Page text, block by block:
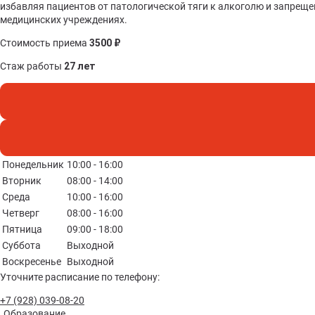
ПеревозкаЧастые вопросы
избавляя пациентов от патологической тяги к алкоголю и
медицинских учреждениях.
Стоимость приема 3500 ₽
Стаж работы 27 лет
Понедельник 10:00 - 16:00
Вторник
08:00 - 14:00
Среда
10:00 - 16:00
Четверг
08:00 - 16:00
Пятница
09:00 - 18:00
Суббота
Выходной
Воскресенье Выходной
Уточните расписание по телефону:
+7 (928) 039-08-20